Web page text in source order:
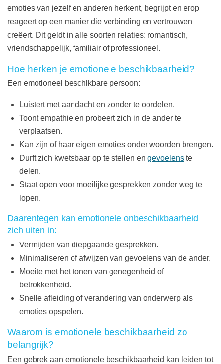
emoties van jezelf en anderen herkent, begrijpt en erop
reageert op een manier die verbinding en vertrouwen
creëert. Dit geldt in alle soorten relaties: romantisch,
vriendschappelijk, familiair of professioneel.
Hoe herken je emotionele beschikbaarheid?
Een emotioneel beschikbare persoon:
Luistert met aandacht en zonder te oordelen.
Toont empathie en probeert zich in de ander te
verplaatsen.
Kan zijn of haar eigen emoties onder woorden brengen.
Durft zich kwetsbaar op te stellen en gevoelens te
delen.
Staat open voor moeilijke gesprekken zonder weg te
lopen.
Daarentegen kan emotionele onbeschikbaarheid
zich uiten in:
Vermijden van diepgaande gesprekken.
Minimaliseren of afwijzen van gevoelens van de ander.
Moeite met het tonen van genegenheid of
betrokkenheid.
Snelle afleiding of verandering van onderwerp als
emoties opspelen.
Waarom is emotionele beschikbaarheid zo
belangrijk?
Een gebrek aan emotionele beschikbaarheid kan leiden tot